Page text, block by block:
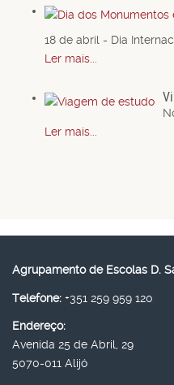
18 de abril - Dia Internac
Ler mais...
Ler mais...
Agrupamento de Escolas D.
Telefone: +351 259 959 120
Endereço:
Avenida 25 de Abril, 29
5070-011 Alijó